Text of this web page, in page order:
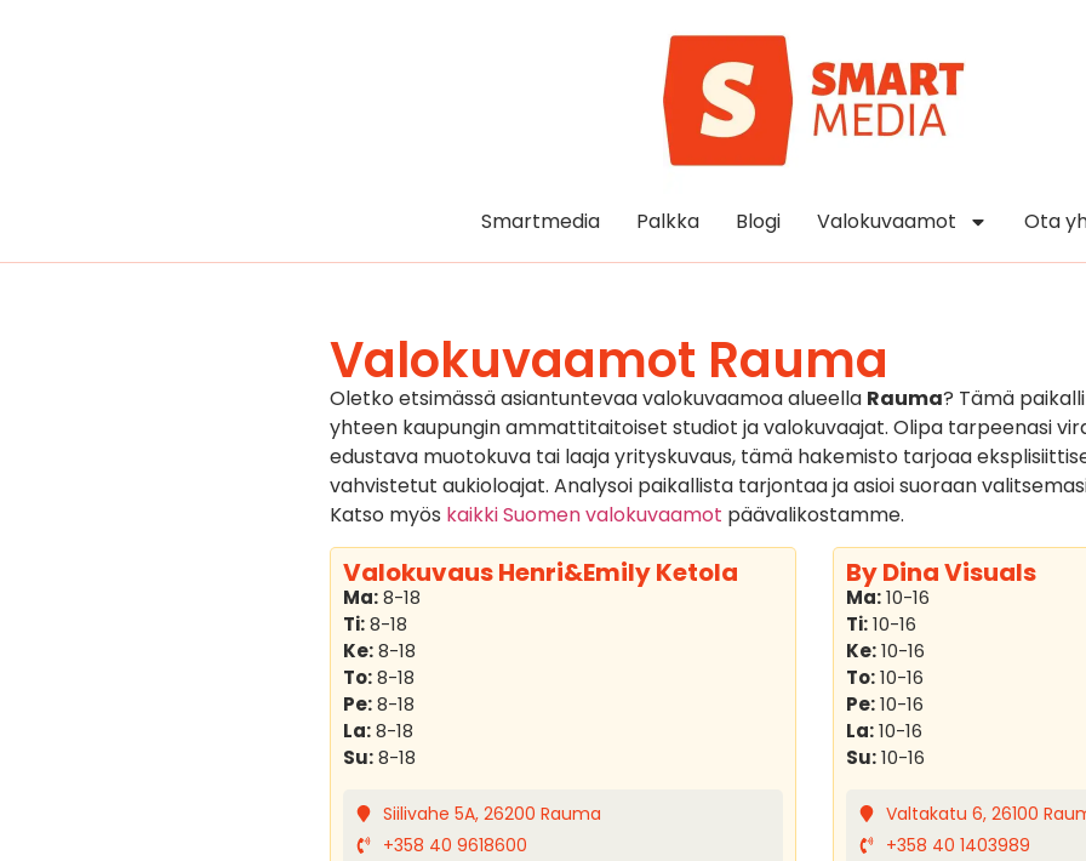
Smartmedia Palkka Blogi Valokuvaamot Ota
Valokuvaamot Rauma
Oletko etsimässä asiantuntevaa valokuvaamoa alueella Rauma? Tämä
yhteen kaupungin ammattitaitoiset studiot ja valokuvaajat. Olipa tarpeenasi
edustava muotokuva tai laaja yrityskuvaus, tämä hakemisto tarjoaa
vahvistetut aukioloajat. Analysoi paikallista tarjontaa ja asioi suoraan
Katso myös kaikki Suomen valokuvaamot päävalikostamme.
Valokuvaus Henri&Emily Ketola
Ma:8-18
Ti:8-18
Ke:8-18
To:8-18
Pe:8-18
La:8-18
Su:8-18
Siilivahe 5A, 26200 Rauma
+358 40 9618600
By Dina Visuals
Ma:10-16
Ti:10-16
Ke:10-16
To:10-16
Pe:10-16
La:10-16
Su:10-16
Valtakatu 6, 26100
+358 40 1403989